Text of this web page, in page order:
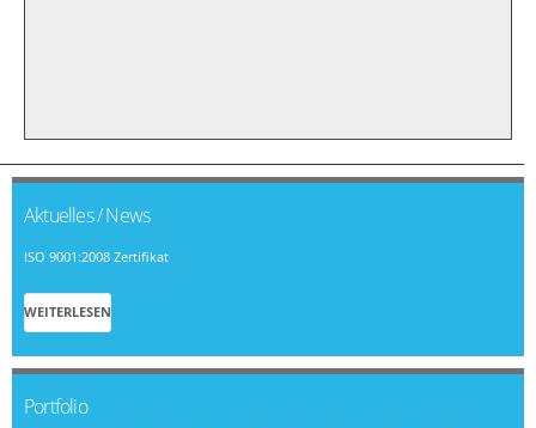
Aktuelles / News
ISO 9001:2008 Zertifikat
WEITERLESEN
Portfolio